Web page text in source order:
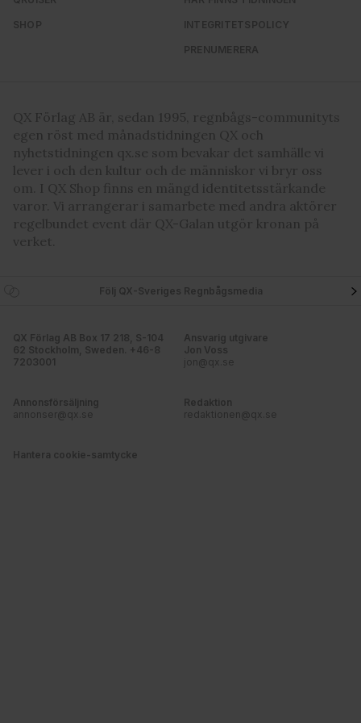
SHOP INTEGRITETSPOLICY
PRENUMERERA
QX Förlag AB är, sedan 1995, regnbågs-communityts
egen röst med månadstidningen QX och
nyhetstidningen qx.se som bevakar det samhälle vi
lever i och den kultur och de människor vi bryr oss
om. I QX Shop finns en mängd identitetsstärkande
varor. Vi arrangerar i samarbete med andra aktörer
regelbundet event där QX-Galan utgör kronan på
verket.
Följ QX-Sveriges Regnbågsmedia
QX Förlag AB Box 17 218, S-104
62 Stockholm, Sweden. +46-8
7203001
Ansvarig utgivare
Jon Voss
jon@qx.se
Annonsförsäljning
annonser@qx.se
Redaktion
redaktionen@qx.se
Hantera cookie-samtycke